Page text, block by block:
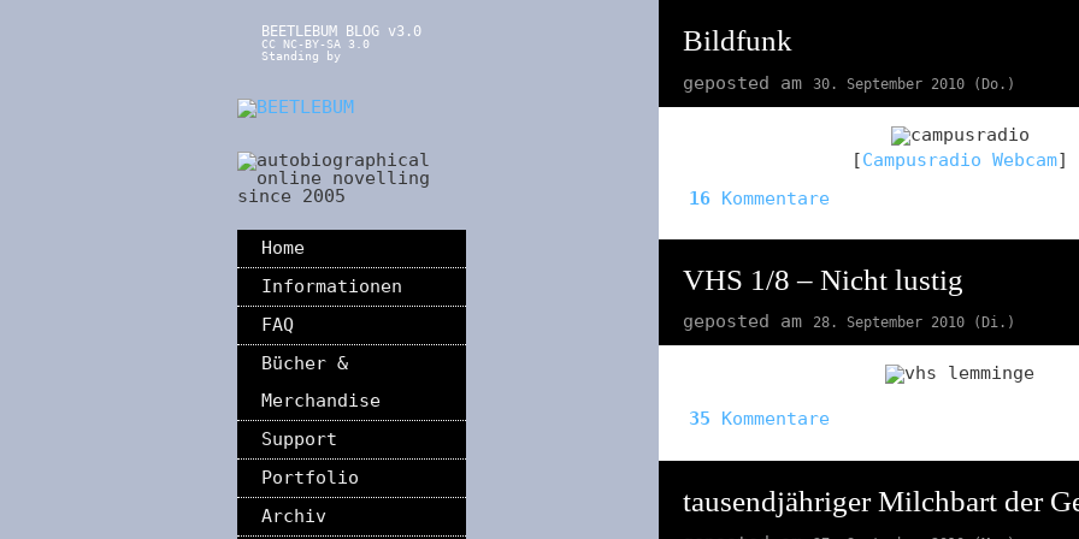
BEETLEBUM BLOG v3.0
CC NC-BY-SA 3.0
Standing by
Home
Informationen
FAQ
Bücher &
Merchandise
Support
Portfolio
Archiv
Bildfunk
geposted am 30. September 2010 (Do.)
[Campusradio Webcam]
16 Kommentare
VHS 1/8 – Nicht lustig
geposted am 28. September 2010 (Di.)
35 Kommentare
tausendjähriger Milchbart der